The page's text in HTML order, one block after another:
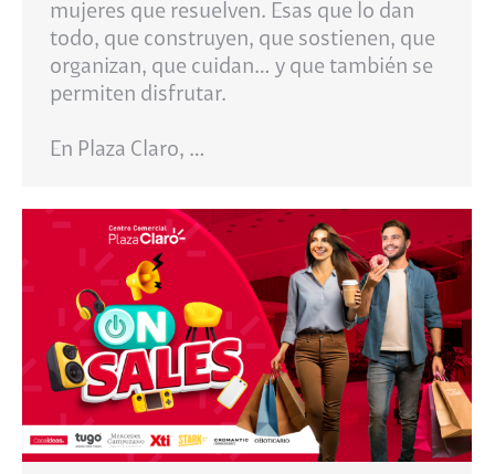
mujeres que resuelven. Esas que lo dan
todo, que construyen, que sostienen, que
organizan, que cuidan… y que también se
permiten disfrutar.
En Plaza Claro, …